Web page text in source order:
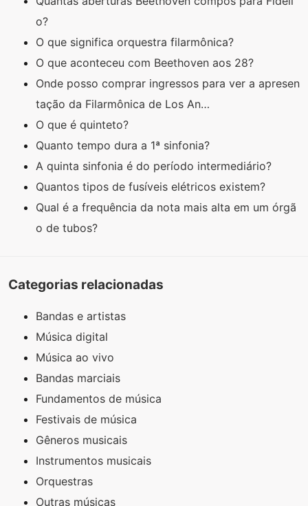
o?
O que significa orquestra filarmônica?
O que aconteceu com Beethoven aos 28?
Onde posso comprar ingressos para ver a apresen
tação da Filarmônica de Los An…
O que é quinteto?
Quanto tempo dura a 1ª sinfonia?
A quinta sinfonia é do período intermediário?
Quantos tipos de fusíveis elétricos existem?
Qual é a frequência da nota mais alta em um órgã
o de tubos?
Categorias relacionadas
Bandas e artistas
Música digital
Música ao vivo
Bandas marciais
Fundamentos de música
Festivais de música
Gêneros musicais
Instrumentos musicais
Orquestras
Outras músicas